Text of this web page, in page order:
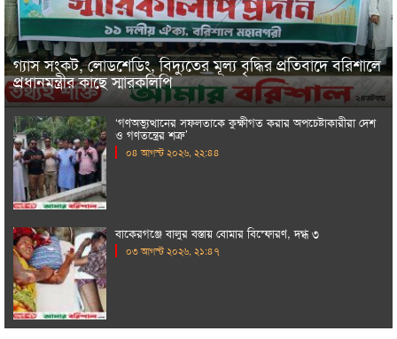
গ্যাস সংকট, লোডশেডিং, বিদ্যুতের মূল্য বৃদ্ধির প্রতিবাদে বরিশালে
প্রধানমন্ত্রীর কাছে স্মারকলিপি
‘গণঅভ্যুত্থানের সফলতাকে কুক্ষীগত করার অপচেষ্টাকারীরা দেশ
ও গণতন্ত্রের শত্রু’
০৪ আগস্ট ২০২৬, ২২:৪৪
বাকেরগঞ্জে বালুর বস্তায় বোমার বিস্ফোরণ, দগ্ধ ৩
০৩ আগস্ট ২০২৬, ২১:৪৭